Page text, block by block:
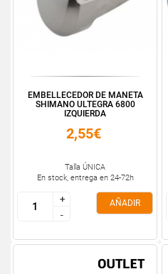
EMBELLECEDOR DE MANETA
SHIMANO ULTEGRA 6800
IZQUIERDA
2,55€
Talla ÚNICA
En stock, entrega en 24-72h
+
-
+
-
AÑADIR